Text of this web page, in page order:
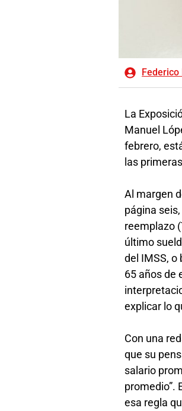
La
Manuel
febrero,
las
Al margen
página
reemplazo
último
del IMSS, o
65 años de
explicar lo
Con una
que su
salario
promedio”.
esa regla